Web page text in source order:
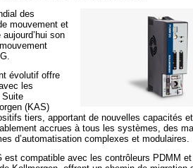
des
mouvement et
son
évolutif offre
les
(KAS)
tiers, apportant de nouvelles capacités
accrues à tous les systèmes, des
d’automatisation complexes et modulaires.
est compatible avec les contrôleurs PDMM